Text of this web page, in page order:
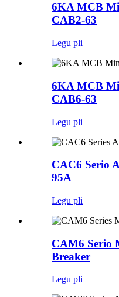
6KA MCB
CAB2-63
Legu pli
6KA MCB
CAB6-63
Legu pli
CAC6 Serio
95A
Legu pli
CAM6 Serio
Breaker
Legu pli